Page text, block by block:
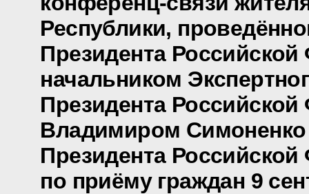
Республики,
Президента
начальником
Президента
Владимиром
Президента
по приёму граждан 9